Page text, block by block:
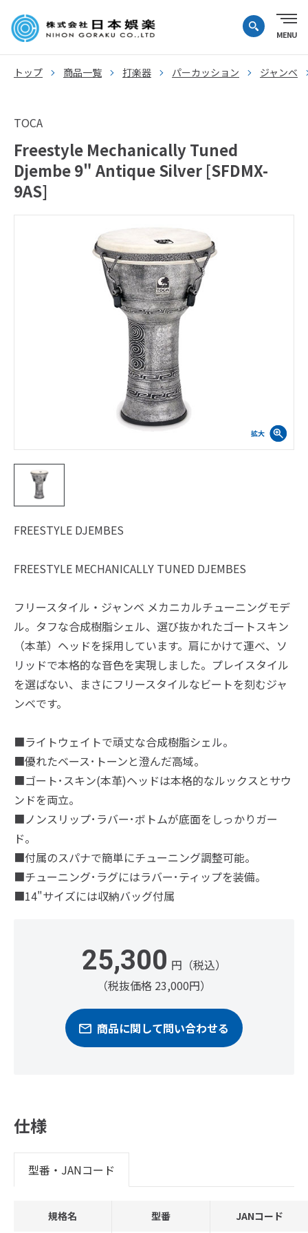
トップ 商品一覧 打楽器 パーカッション ジャンベ
TOCA
Freestyle Mechanically Tuned
Djembe 9" Antique Silver [SFDMX-
9AS]
FREESTYLE DJEMBES
FREESTYLE MECHANICALLY TUNED DJEMBES
フリースタイル・ジャンベ メカニカルチューニングモデ
ル。タフな合成樹脂シェル、選び抜かれたゴートスキン
（本革）ヘッドを採用しています。肩にかけて運べ、ソ
リッドで本格的な音色を実現しました。プレイスタイル
を選ばない、まさにフリースタイルなビートを刻むジャ
ンベです。
■ライトウェイトで頑丈な合成樹脂シェル。
■優れたベース･トーンと澄んだ高域。
■ゴート･スキン(本革)ヘッドは本格的なルックスとサウ
ンドを両立。
■ノンスリップ･ラバー･ボトムが底面をしっかりガー
ド。
■付属のスパナで簡単にチューニング調整可能。
■チューニング･ラグにはラバー･ティップを装備。
■14"サイズには収納バッグ付属
25,300 円（税込）
（税抜価格 23,000円）
商品に関して問い合わせる
仕様
型番・JANコード
規格名 型番 JANコード